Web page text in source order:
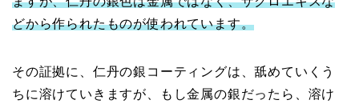
どから作られたものが使われています。
その証拠に、仁丹の銀コーティングは、舐めていくう
ちに溶けていきますが、もし金属の銀だったら、溶け